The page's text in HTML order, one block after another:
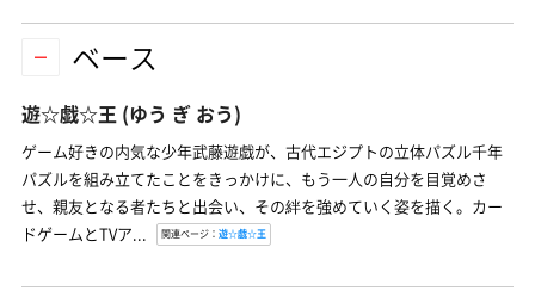
ベース
遊☆戯☆王 (ゆう ぎ おう)
ゲーム好きの内気な少年武藤遊戯が、古代エジプトの立体パズル千年
パズルを組み立てたことをきっかけに、もう一人の自分を目覚めさ
せ、親友となる者たちと出会い、その絆を強めていく姿を描く。カー
ドゲームとTVア...
関連ページ： 遊☆戯☆王